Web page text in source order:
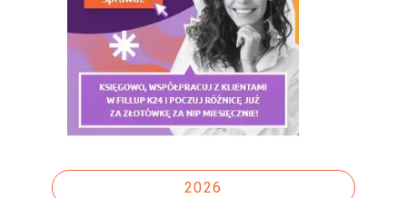
2026